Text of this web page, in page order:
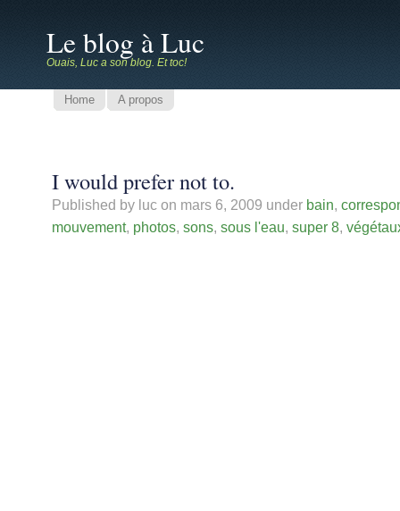
Le blog à Luc
Ouais, Luc a son blog. Et toc!
Home A propos
I would prefer not to.
Published by luc on mars 6, 2009 under bain,
mouvement, photos, sons, sous l'eau, super 8,